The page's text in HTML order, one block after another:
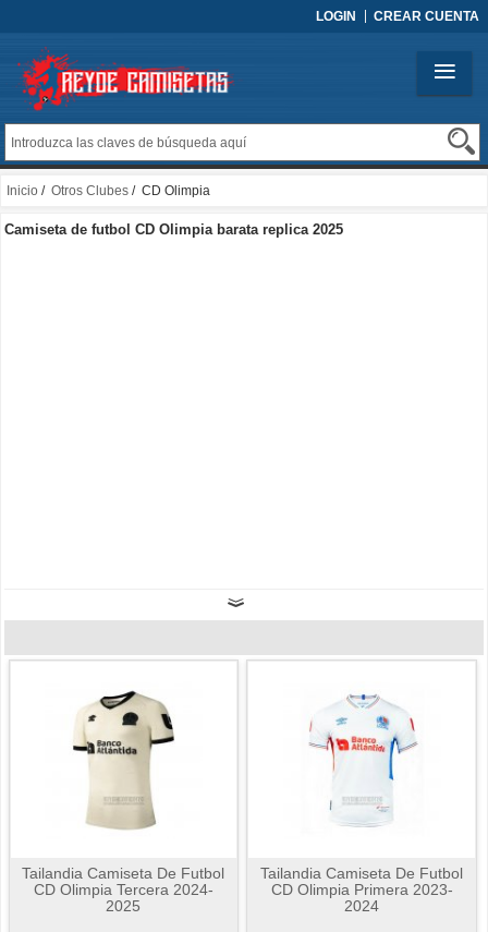
LOGIN CREAR CUENTA
Inicio / Otros Clubes / CD Olimpia
Camiseta de futbol CD Olimpia barata replica 2025
Tailandia Camiseta De Futbol
CD Olimpia Tercera 2024-
2025
Tailandia Camiseta De Futbol
CD Olimpia Primera 2023-
2024